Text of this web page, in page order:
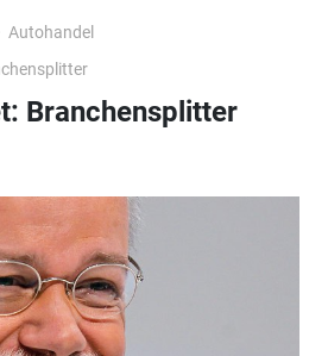
Autohandel
Branchensplitter